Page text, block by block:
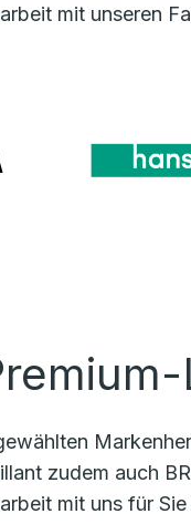
mit unseren
zudem auch
mit uns für